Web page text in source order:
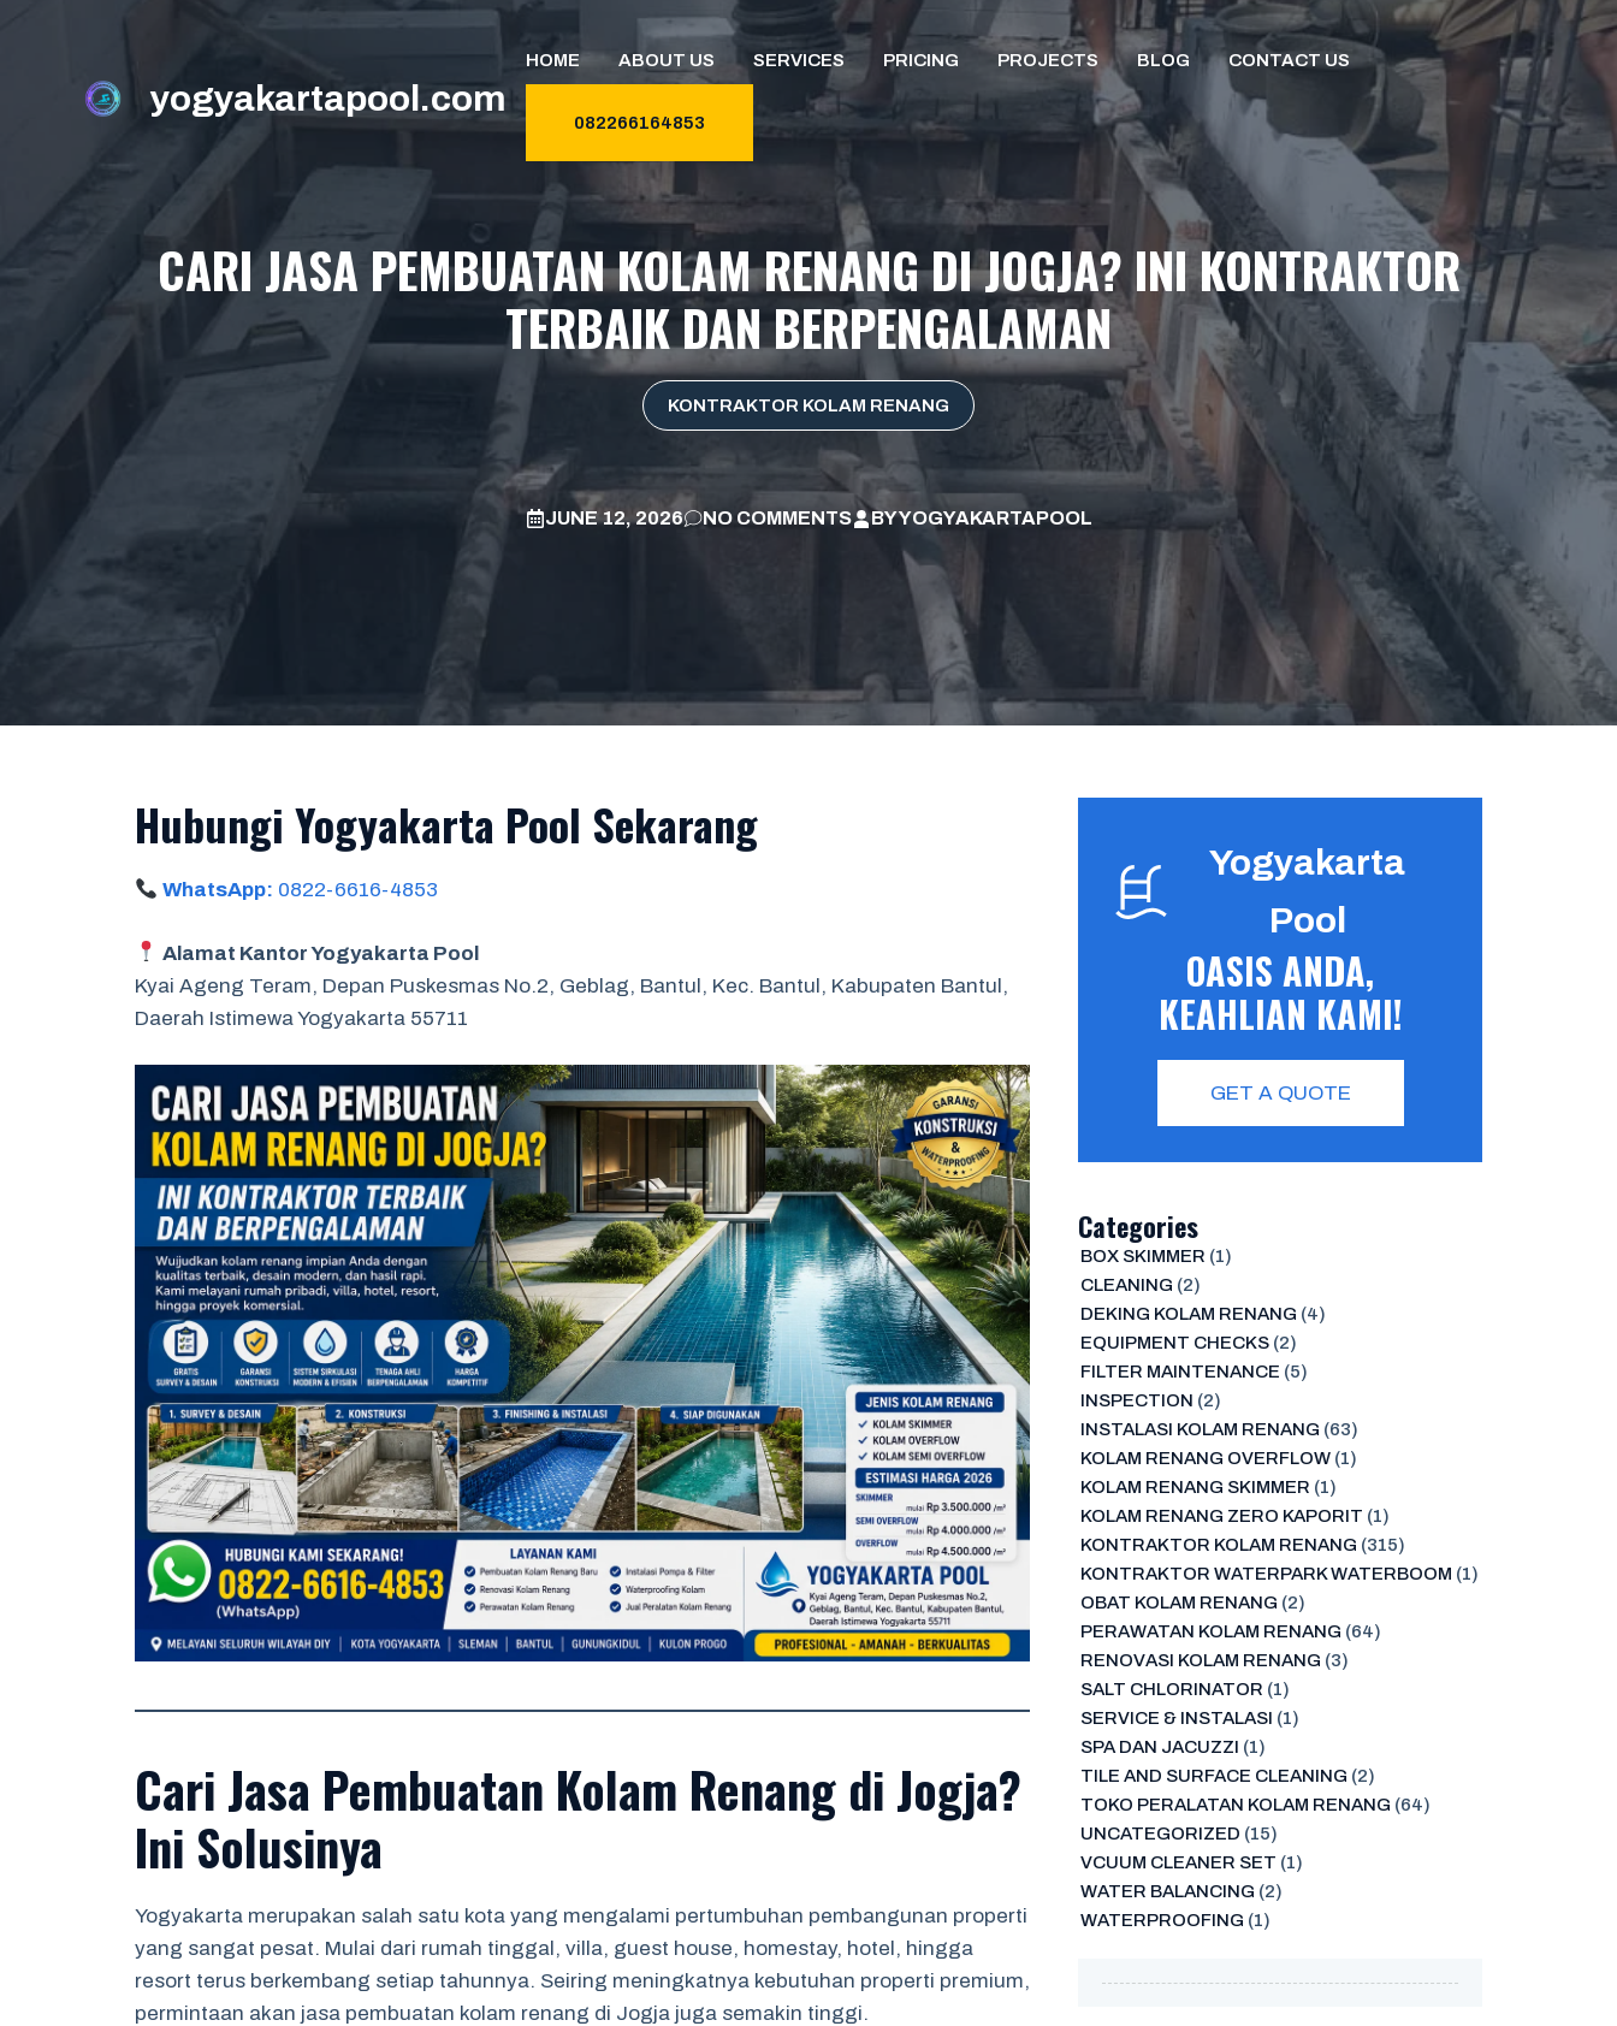
yogyakartapool.com
HOME ABOUT US SERVICES PRICING PROJECTS BLOG CONTACT US
082266164853
CARI JASA PEMBUATAN KOLAM RENANG DI JOGJA? INI KONTRAKTOR
TERBAIK DAN BERPENGALAMAN
KONTRAKTOR KOLAM RENANG
JUNE 12, 2026 NO COMMENTS BYYOGYAKARTAPOOL
Hubungi Yogyakarta Pool Sekarang
WhatsApp: 0822-6616-4853
Alamat Kantor Yogyakarta Pool
Kyai Ageng Teram, Depan Puskesmas No.2, Geblag, Bantul, Kec. Bantul, Kabupaten Bantul,
Daerah Istimewa Yogyakarta 55711
Cari Jasa Pembuatan Kolam Renang di Jogja?
Ini Solusinya
Yogyakarta merupakan salah satu kota yang mengalami pertumbuhan pembangunan properti
yang sangat pesat. Mulai dari rumah tinggal, villa, guest house, homestay, hotel, hingga
resort terus berkembang setiap tahunnya. Seiring meningkatnya kebutuhan properti premium,
permintaan akan jasa pembuatan kolam renang di Jogja juga semakin tinggi.
Yogyakarta
Pool
OASIS ANDA,
KEAHLIAN KAMI!
GET A QUOTE
Categories
BOX SKIMMER (1)
CLEANING (2)
DEKING KOLAM RENANG (4)
EQUIPMENT CHECKS(2)
FILTER MAINTENANCE (5)
INSPECTION (2)
INSTALASI KOLAM RENANG (63)
KOLAM RENANG OVERFLOW(1)
KOLAM RENANG SKIMMER (1)
KOLAM RENANG ZERO KAPORIT (1)
KONTRAKTOR KOLAM RENANG (315)
KONTRAKTOR WATERPARK WATERBOOM (1)
OBAT KOLAM RENANG (2)
PERAWATAN KOLAM RENANG (64)
RENOVASI KOLAM RENANG (3)
SALT CHLORINATOR (1)
SERVICE & INSTALASI (1)
SPA DAN JACUZZI (1)
TILE AND SURFACE CLEANING (2)
TOKO PERALATAN KOLAM RENANG (64)
UNCATEGORIZED (15)
VCUUM CLEANER SET (1)
WATER BALANCING (2)
WATERPROOFING (1)